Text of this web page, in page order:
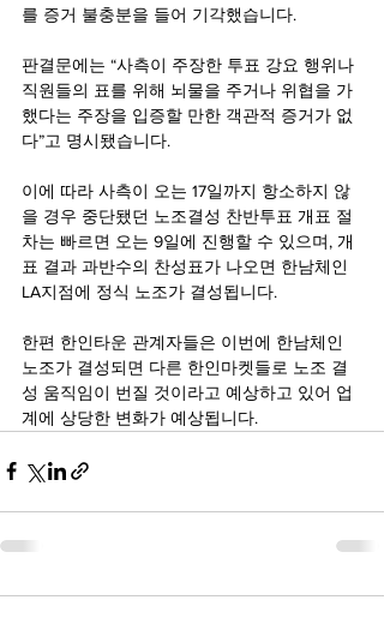
를 증거 불충분을 들어 기각했습니다.
판결문에는 “사측이 주장한 투표 강요 행위나
직원들의 표를 위해 뇌물을 주거나 위협을 가
했다는 주장을 입증할 만한 객관적 증거가 없
다”고 명시됐습니다.
이에 따라 사측이 오는 17일까지 항소하지 않
을 경우 중단됐던 노조결성 찬반투표 개표 절
차는 빠르면 오는 9일에 진행할 수 있으며, 개
표 결과 과반수의 찬성표가 나오면 한남체인
LA지점에 정식 노조가 결성됩니다.
한편 한인타운 관계자들은 이번에 한남체인
노조가 결성되면 다른 한인마켓들로 노조 결
성 움직임이 번질 것이라고 예상하고 있어 업
계에 상당한 변화가 예상됩니다.